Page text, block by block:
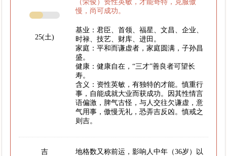
25(土)
（荣俊）资性英敏，才能奇特，克服傲
慢，尚可成功。
基业：君臣、首领、福星、文昌、企业、
时禄、技艺、财库、进田。
家庭：平和而谦虚者，家庭圆满，子孙昌
盛。
健康：健康自在，“三才”善良者可望长
寿。
含义：资性英敏，有独特的才能。慎重行
事，自能成就大业而获成功。因其性情言
语偏激，脾气古怪，与人交往欠谦虚，意
气用事，傲慢无礼，恐弄吉反凶。慎戒之
则吉。
吉
地格数又称前运，影响人中年（36岁）以